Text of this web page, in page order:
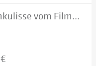
vom Film...